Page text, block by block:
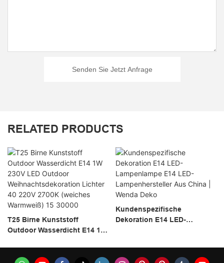
Senden Sie Jetzt Anfrage
RELATED PRODUCTS
T25 Birne Kunststoff
Outdoor Wasserdicht E14 1W
Kundenspezifische
Dekoration E14 LED-